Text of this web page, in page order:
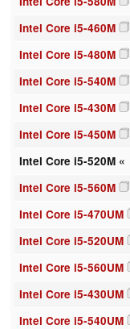
Intel Core i5-460M
Intel Core i5-480M
Intel Core i5-540M
Intel Core i5-430M
Intel Core i5-450M
Intel Core i5-520M «
Intel Core i5-560M
Intel Core i5-470UM
Intel Core i5-520UM
Intel Core i5-560UM
Intel Core i5-430UM
Intel Core i5-540UM